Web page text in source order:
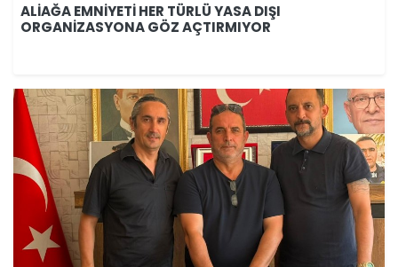
ALİAĞA EMNİYETİ HER TÜRLÜ YASA DIŞI
ORGANİZASYONA GÖZ AÇTIRMIYOR